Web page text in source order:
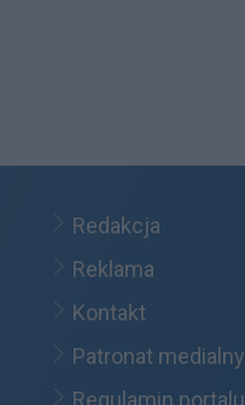
Redakcja
Reklama
Kontakt
Patronat medialny
Regulamin portalu